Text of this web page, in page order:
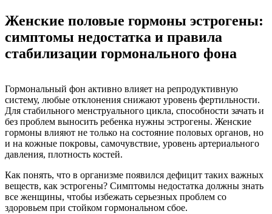
Женские половые гормоны эстрогены:
симптомы недостатка и правила
стабилизации гормонального фона
Гормональный фон активно влияет на репродуктивную
систему, любые отклонения снижают уровень фертильности.
Для стабильного менструального цикла, способности зачать и
без проблем выносить ребенка нужны эстрогены. Женские
гормоны влияют не только на состояние половых органов, но
и на кожные покровы, самочувствие, уровень артериального
давления, плотность костей.
Как понять, что в организме появился дефицит таких важных
веществ, как эстрогены? Симптомы недостатка должны знать
все женщины, чтобы избежать серьезных проблем со
здоровьем при стойком гормональном сбое.